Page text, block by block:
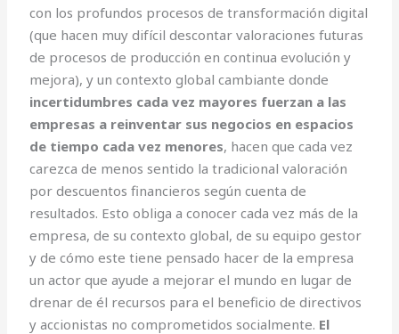
con los profundos procesos de transformación digital
(que hacen muy difícil descontar valoraciones futuras
de procesos de producción en continua evolución y
mejora), y un contexto global cambiante donde
incertidumbres cada vez mayores fuerzan a las
empresas a reinventar sus negocios en espacios
de tiempo cada vez menores, hacen que cada vez
carezca de menos sentido la tradicional valoración
por descuentos financieros según cuenta de
resultados. Esto obliga a conocer cada vez más de la
empresa, de su contexto global, de su equipo gestor
y de cómo este tiene pensado hacer de la empresa
un actor que ayude a mejorar el mundo en lugar de
drenar de él recursos para el beneficio de directivos
y accionistas no comprometidos socialmente. El